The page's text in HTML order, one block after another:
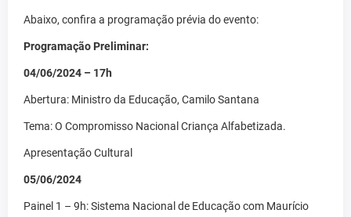
Abaixo, confira a programação prévia do evento:
Programação Preliminar:
04/06/2024 – 17h
Abertura: Ministro da Educação, Camilo Santana
Tema: O Compromisso Nacional Criança Alfabetizada.
Apresentação Cultural
05/06/2024
Painel 1 – 9h: Sistema Nacional de Educação com Maurício